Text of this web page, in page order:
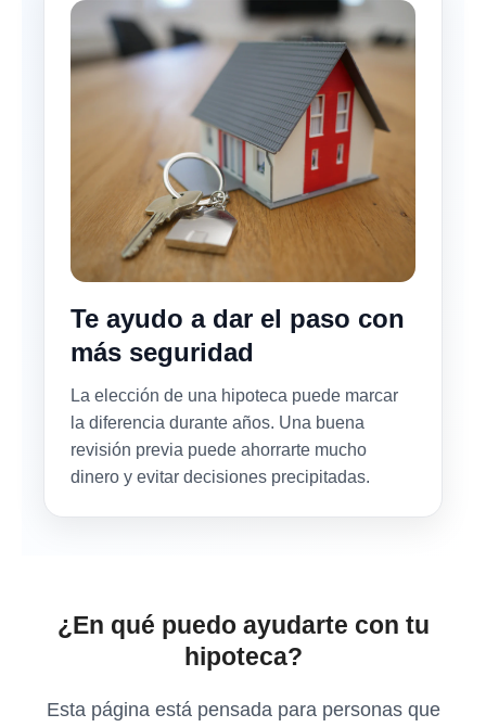
Te ayudo a dar el paso con
más seguridad
La elección de una hipoteca puede marcar
la diferencia durante años. Una buena
revisión previa puede ahorrarte mucho
dinero y evitar decisiones precipitadas.
¿En qué puedo ayudarte con tu
hipoteca?
Esta página está pensada para personas que